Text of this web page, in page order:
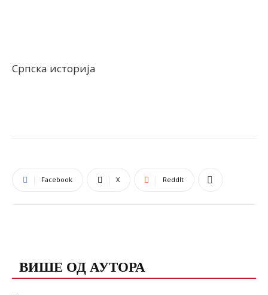
Српска историја
Facebook X ReddIt
ВИШЕ ОД АУТОРА